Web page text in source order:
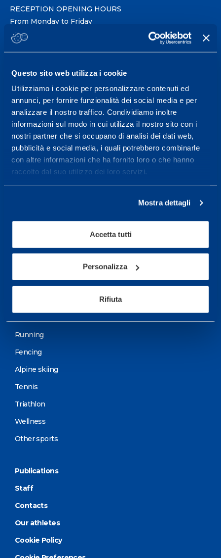
Questo sito web utilizza i cookie
Utilizziamo i cookie per personalizzare contenuti ed
annunci, per fornire funzionalità dei social media e per
analizzare il nostro traffico. Condividiamo inoltre
informazioni sul modo in cui utilizza il nostro sito con i
nostri partner che si occupano di analisi dei dati web,
pubblicità e social media, i quali potrebbero combinarle
con altre informazioni che ha fornito loro o che hanno
raccolto dal suo utilizzo dei loro servizi.
Mostra dettagli
Accetta tutti
Personalizza
Rifiuta
RECEPTION OPENING HOURS
From Monday to Friday
08.30 - 18.30
Service center for high
performance and well-
being.
More informations
Services
Sport
Cycling and MTB
Running
Fencing
Alpine skiing
Tennis
Triathlon
Wellness
Other sports
Publications
Staff
Contacts
Our athletes
Cookie Policy